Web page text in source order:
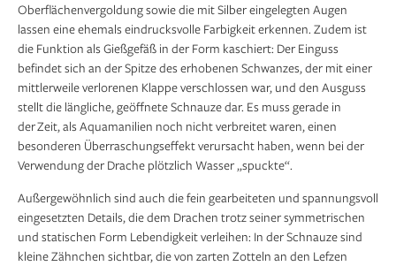
Oberflächenvergoldung sowie die mit Silber eingelegten Augen
lassen eine ehemals eindrucksvolle Farbigkeit erkennen. Zudem ist
die Funktion als Gießgefäß in der Form kaschiert: Der Einguss
befindet sich an der Spitze des erhobenen Schwanzes, der mit einer
mittlerweile verlorenen Klappe verschlossen war, und den Ausguss
stellt die längliche, geöffnete Schnauze dar. Es muss gerade in
der Zeit, als Aquamanilien noch nicht verbreitet waren, einen
besonderen Überraschungseffekt verursacht haben, wenn bei der
Verwendung der Drache plötzlich Wasser „spuckte“.
Außergewöhnlich sind auch die fein gearbeiteten und spannungsvoll
eingesetzten Details, die dem Drachen trotz seiner symmetrischen
und statischen Form Lebendigkeit verleihen: In der Schnauze sind
kleine Zähnchen sichtbar, die von zarten Zotteln an den Lefzen